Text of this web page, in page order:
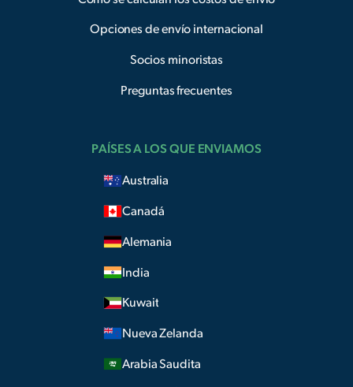
Opciones de envío internacional
Socios minoristas
Preguntas frecuentes
PAÍSES A LOS QUE ENVIAMOS
Australia
Canadá
Alemania
India
Kuwait
Nueva Zelanda
Arabia Saudita